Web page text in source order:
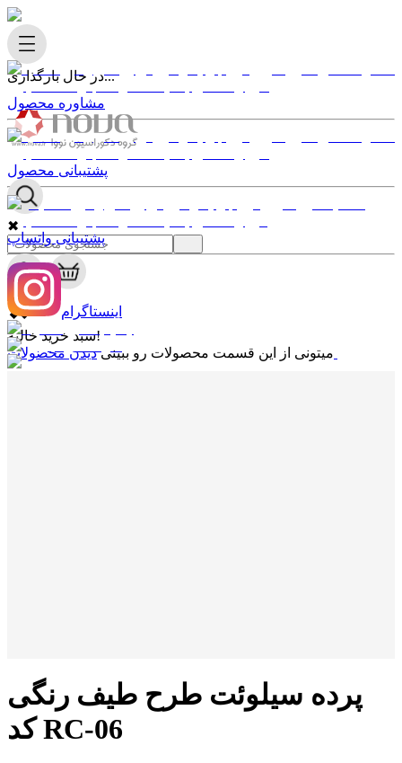
در حال بارگذاری...
✖
0
✖
سبد خرید خالیه!
میتونی از این قسمت محصولات رو ببینی
مشاوره محصول
پشتیبانی محصول
پشتیبانی واتساپ
اینستاگرام
پرده سیلوئت طرح طیف رنگی
کد RC-06